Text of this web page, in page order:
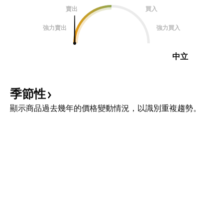
賣出
買入
強力賣出 強力買入
中立
季節性
顯示商品過去幾年的價格變動情況，以識別重複趨勢。